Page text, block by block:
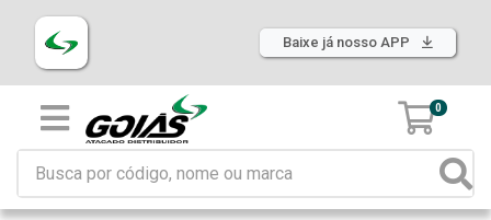
Baixe já nosso APP
0